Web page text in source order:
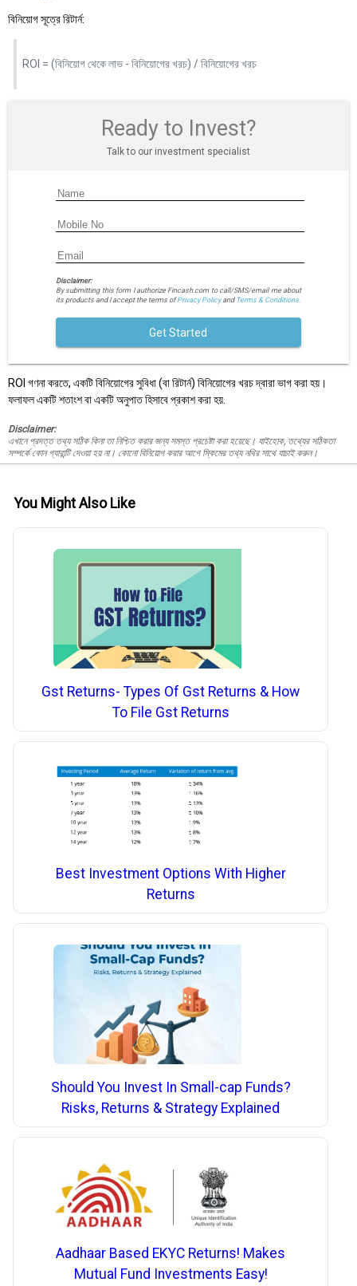
বিনিয়োগ সূত্রে রিটার্ন:
ROI = (বিনিয়োগ থেকে লাভ - বিনিয়োগের খরচ) / বিনিয়োগের খরচ
Ready to Invest?
Talk to our investment specialist
Disclaimer:
By submitting this form I authorize Fincash.com to call/SMS/email me about
its products and I accept the terms ofPrivacy Policyand Terms & Conditions.
Get Started
ROI গণনা করতে, একটি বিনিয়োগের সুবিধা (বা রিটার্ন) বিনিয়োগের খরচ দ্বারা ভাগ করা হয়।
ফলাফল একটি শতাংশ বা একটি অনুপাত হিসাবে প্রকাশ করা হয়.
Disclaimer:
এখানে প্রদত্ত তথ্য সঠিক কিনা তা নিশ্চিত করার জন্য সমস্ত প্রচেষ্টা করা হয়েছে। যাইহোক, তথ্যের সঠিকতা
সম্পর্কে কোন গ্যারান্টি দেওয়া হয় না। কোনো বিনিয়োগ করার আগে স্কিমের তথ্য নথির সাথে যাচাই করুন।
You Might Also Like
Gst Returns- Types Of Gst Returns & How
To File Gst Returns
Best Investment Options With Higher
Returns
Should You Invest In Small-cap Funds?
Risks, Returns & Strategy Explained
Aadhaar Based EKYC Returns! Makes
Mutual Fund Investments Easy!